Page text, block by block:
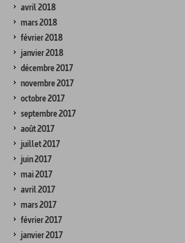
avril 2018
mars 2018
février 2018
janvier 2018
décembre 2017
novembre 2017
octobre 2017
septembre 2017
août 2017
juillet 2017
juin 2017
mai 2017
avril 2017
mars 2017
février 2017
janvier 2017